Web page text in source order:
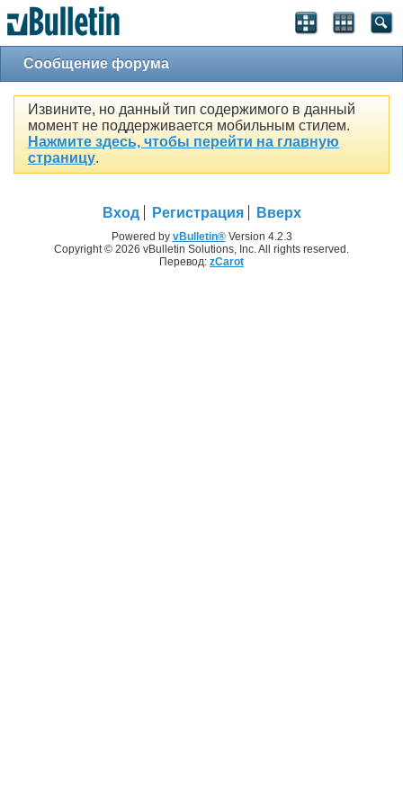
Сообщение форума
Извините, но данный тип содержимого в данный
момент не поддерживается мобильным стилем.
Нажмите здесь, чтобы перейти на главную
страницу.
Вход Регистрация Вверх
Powered by vBulletin®Version 4.2.3
Copyright © 2026 vBulletin Solutions, Inc. All rights reserved.
Перевод: zCarot